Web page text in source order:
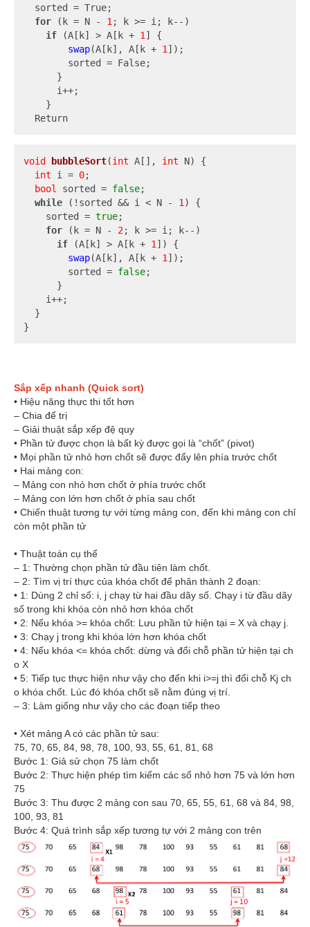
  sorted = True;
for (k = N - 1 ; k >= i; k--)
if (A[k] > A[k + 1 ] {
swap(A[k], A[k + 1 ]);
        sorted = False;
      }
      i++;
    }
  Return
void bubbleSort(int A[], int N)
{
int i = 0;
bool
sorted = false;
while (!sorted && i < N - 1 ) {
    sorted =
true;
for (k = N - 2; k >= i; k--)
if (A[k] > A[k + 1 ]) {
swap(A[k], A[k + 1 ]);
        sorted =
false;
      }
    i++;
  }
}
Sắp xếp nhanh (Quick sort)
• Hiệu năng thực thi tốt hơn
– Chia để trị
– Giải thuật sắp xếp đệ quy
• Phần tử được chọn là bất kỳ được gọi là “chốt” (pivot)
• Mọi phần tử nhỏ hơn chốt sẽ được đẩy lên phía trước chốt
• Hai mảng con:
– Mảng con nhỏ hơn chốt ở phía trước chốt
– Mảng con lớn hơn chốt ở phía sau chốt
• Chiến thuật tương tự với từng mảng con, đến khi mảng con chỉ
còn một phần tử
• Thuật toán cụ thể
– 1: Thường chọn phần tử đầu tiên làm chốt.
– 2: Tìm vị trí thực của khóa chốt để phân thành 2 đoạn:
• 1: Dùng 2 chỉ số: i, j chạy từ hai đầu dãy số. Chạy i từ đầu dãy
số trong khi khóa còn nhỏ hơn khóa chốt
• 2: Nếu khóa >= khóa chốt: Lưu phần tử hiện tại = X và chạy j.
• 3: Chạy j trong khi khóa lớn hơn khóa chốt
• 4: Nếu khóa <= khóa chốt: dừng và đổi chỗ phần tử hiện tại ch
o X
• 5: Tiếp tục thực hiện như vậy cho đến khi i>=j thì đổi chỗ Kj ch
o khóa chốt. Lúc đó khóa chốt sẽ nằm đúng vị trí.
– 3: Làm giống như vậy cho các đoạn tiếp theo
• Xét mảng A có các phần tử sau:
75, 70, 65, 84, 98, 78, 100, 93, 55, 61, 81, 68
Bước 1: Giả sử chọn 75 làm chốt
Bước 2: Thực hiện phép tìm kiếm các số nhỏ hơn 75 và lớn hơn
75
Bước 3: Thu được 2 mảng con sau 70, 65, 55, 61, 68 và 84, 98,
100, 93, 81
Bước 4: Quá trình sắp xếp tương tự với 2 mảng con trên